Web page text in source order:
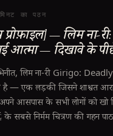
का पठन
प्रोफ़ाइल] — लिम ना-
आत्मा — दिखावे के
लिम ना-री Girigo:
है — एक लड़की जिसने शाश्वत
आसपास के सभी लोगों को खो
के सबसे निर्मम चित्रण की गहन